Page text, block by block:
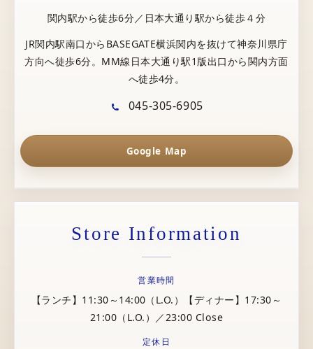
関内駅から徒歩6分／日本大通り駅から徒歩４分
JR関内駅南口からBASEGATE横浜関内を抜けて神奈川県庁
方向へ徒歩6分。MM線日本大通り駅1版出口から関内方面
へ徒歩4分。
045-305-6905
Google Map
Store Information
営業時間
【ランチ】11:30～14:00（L.O.）【ディナー】17:30～
21:00（L.O.）／23:00 Close
定休日